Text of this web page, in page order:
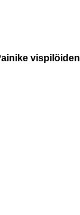
vispilöiden